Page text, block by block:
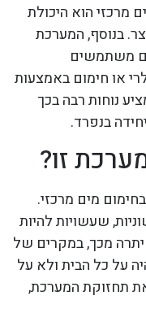
מרכזי הוא היכולת
בנוסף, המערכת
משתמשים
או חימום באמצעות
נוחות רבה בכך
בנפרד.
זו?
מים מרכזי.
שעשויות להיות
יתרה מכך, במקרים של
על כל הבית ולא על
תחזוקת המערכת,